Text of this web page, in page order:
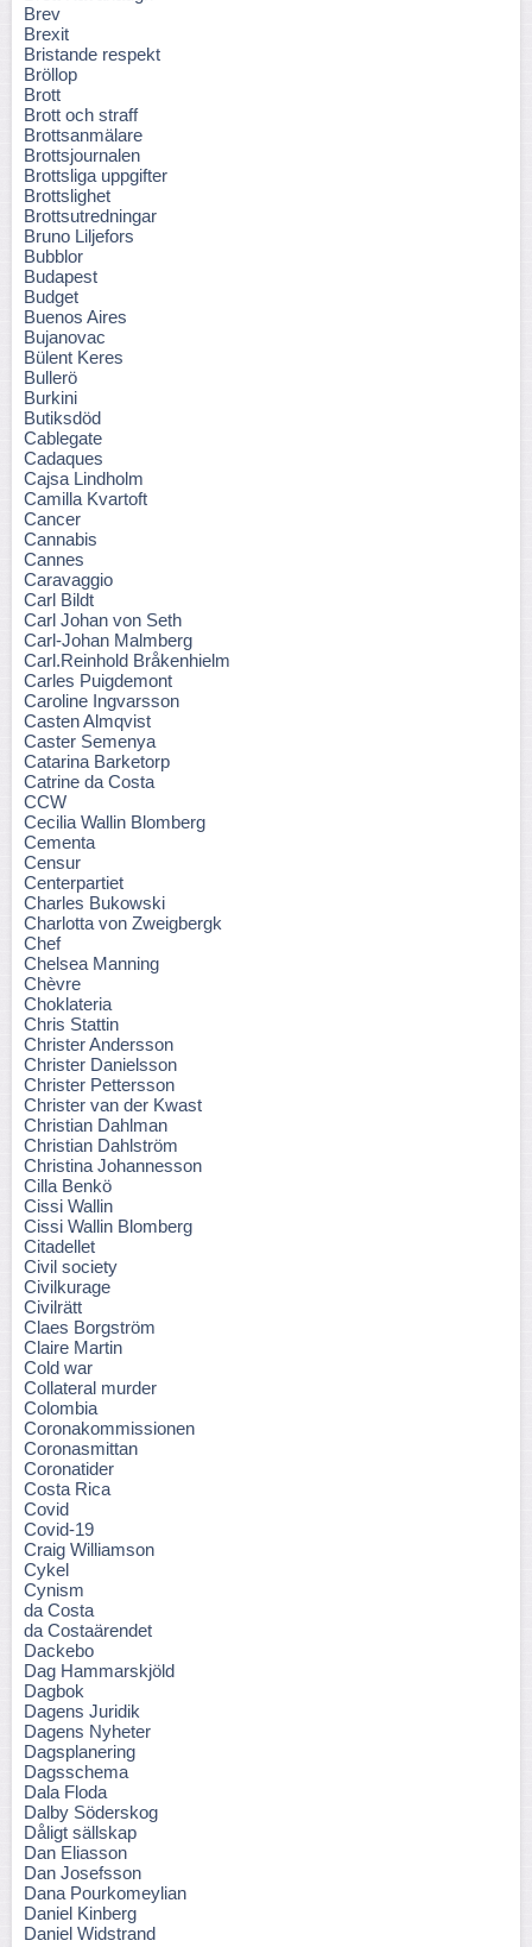
Brev
Brexit
Bristande respekt
Bröllop
Brott
Brott och straff
Brottsanmälare
Brottsjournalen
Brottsliga uppgifter
Brottslighet
Brottsutredningar
Bruno Liljefors
Bubblor
Budapest
Budget
Buenos Aires
Bujanovac
Bülent Keres
Bullerö
Burkini
Butiksdöd
Cablegate
Cadaques
Cajsa Lindholm
Camilla Kvartoft
Cancer
Cannabis
Cannes
Caravaggio
Carl Bildt
Carl Johan von Seth
Carl-Johan Malmberg
Carl.Reinhold Bråkenhielm
Carles Puigdemont
Caroline Ingvarsson
Casten Almqvist
Caster Semenya
Catarina Barketorp
Catrine da Costa
CCW
Cecilia Wallin Blomberg
Cementa
Censur
Centerpartiet
Charles Bukowski
Charlotta von Zweigbergk
Chef
Chelsea Manning
Chèvre
Choklateria
Chris Stattin
Christer Andersson
Christer Danielsson
Christer Pettersson
Christer van der Kwast
Christian Dahlman
Christian Dahlström
Christina Johannesson
Cilla Benkö
Cissi Wallin
Cissi Wallin Blomberg
Citadellet
Civil society
Civilkurage
Civilrätt
Claes Borgström
Claire Martin
Cold war
Collateral murder
Colombia
Coronakommissionen
Coronasmittan
Coronatider
Costa Rica
Covid
Covid-19
Craig Williamson
Cykel
Cynism
da Costa
da Costaärendet
Dackebo
Dag Hammarskjöld
Dagbok
Dagens Juridik
Dagens Nyheter
Dagsplanering
Dagsschema
Dala Floda
Dalby Söderskog
Dåligt sällskap
Dan Eliasson
Dan Josefsson
Dana Pourkomeylian
Daniel Kinberg
Daniel Widstrand